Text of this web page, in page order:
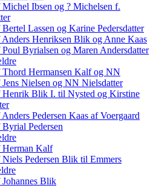
Michel Ibsen og ? Michelsen f.
Lassen og Karine Pedersdatter
Anders Henriksen Blik og Anne Kaas
Poul Byrialsen og Maren Andersdatter
Thord Hermansen Kalf og NN
Jens Nielsen og NN Nielsdatter
Henrik Blik I. til Nysted og Kirstine
Pedersen Kaas af Voergaard
Pedersen
Herman Kalf
Niels Pedersen Blik til Emmers
Blik